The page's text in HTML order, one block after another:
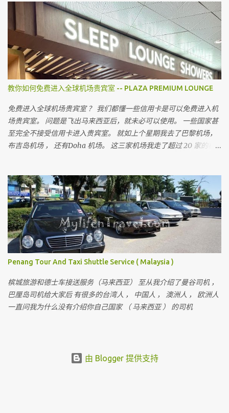
都会建议我不要上网买，为什么呢
教你如何免费进入全球机场贵宾室 -- PLAZA PREMIUM LOUNGE
免费进入全球机场贵宾室 ？ 我们都懂一些信用卡是可以免费进入机
场贵宾室。 问题是飞出马来西亚后，就未必可以使用。 一些国家甚
至完全不接受信用卡进入贵宾室。 就如上个星期我去了巴黎机场，
布吉岛机场 ， 还有Doha 机场。 这三家机场我走了超过 20 家的机
出到国外， 可以进入机场贵宾室最长见的有几种方法。 就是你要有
至少这三张卡的其中一张。 Lounge Key ，Dragon Pass 或 Priority
Pass 。 是全球机场最常见也是被的机场贵宾卡。。 我相信不少人会
问， 到底那一张是最好。 这三张卡我都有，对我来说没有所谓最好
的。 就比如我到了 Doha ， Priority Pass 只有三家贵宾室选择。 而
Dragon Pass 是最多， 有 7 家选择，甚至包括免费按摩。 那是不是
Priority Pass 是最差， 其实不是。 就看你前往的机场。。。 当然如
果这三张卡全部都有是最好。。。 可以先去按摩， 按摩后去用餐，
用餐后还可以开个私人房间休息。 长时间转机还可以体验到不一样
的贵宾室。 至于要如何申请到这些国外被公认的机场贵宾卡 ？？
Dragon pass 我之前分享过， 而且还是免年费。 查看这里 ：
就要看你用的次数。如我的卡是无限量进入。 如果一年里用超过 10
Penang Tour And Taxi Shuttle Service ( Malaysia )
槟城旅游和德士车接送服务（马来西亚） 至从我介绍了曼谷司机 ，
巴厘岛司机给大家后 有很多的台湾人 ， 中国人 ， 澳洲人 ， 欧洲人
一直问我为什么没有介绍你自己国家 （ 马来西亚 ） 的司机
由 Blogger 提供支持